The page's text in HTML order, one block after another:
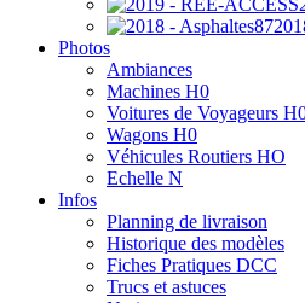
Photos
Ambiances
Machines H0
Voitures de Voyageurs
Wagons H0
Véhicules Routiers HO
Echelle N
Infos
Planning de livraison
Historique des modèles
Fiches Pratiques DCC
Trucs et astuces